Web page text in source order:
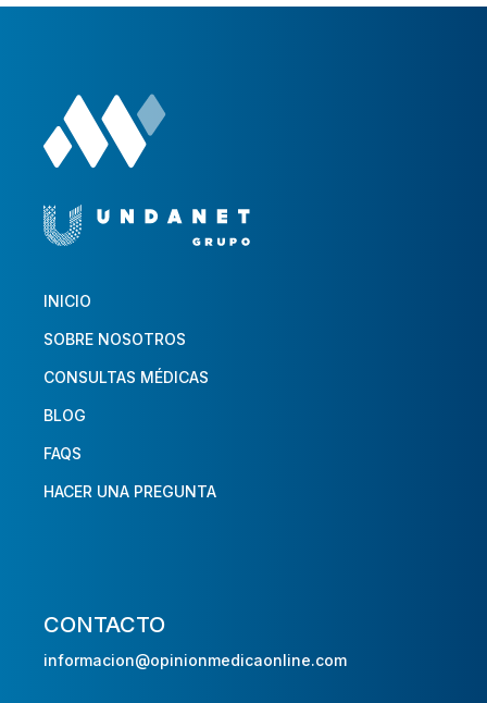
INICIO
SOBRE NOSOTROS
CONSULTAS MÉDICAS
BLOG
FAQS
HACER UNA PREGUNTA
CONTACTO
informacion@opinionmedicaonline.com